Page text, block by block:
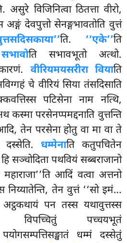
असुरे विजिनित्वा ठितत्ता वीरो,
देवपुत्तो सेनङ्गभावतोति वुत्तं
ति. ‘‘एके’’ति
सभावोति सभावभूतो अत्थो.
वीरियमयसरीरा वियाति
चे वीरियं सिया तंसदिसाति
पटिसेना नाम नत्थि,
कस्मा परसेनप्पमद्दनाति वुत्तन्ति
तेन परसेना होतु वा मा वा ते
धम्मेनाति कतुपचितेन
हि सञ्चोदिता पथवियं सब्बराजानो
आदिं वत्वा अत्तनो
तेन वुत्तं ‘‘सो इमं…
पन तस्स यथावुत्तस्स
विपच्चितुं पच्चयभूतं
धम्मं दस्सेतुं